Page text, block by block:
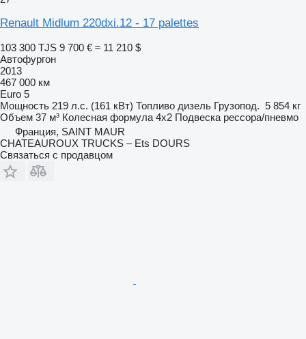
Renault Midlum 220dxi.12 - 17 palettes
103 300 TJS 9 700 € ≈ 11 210 $
Автофургон
2013
467 000 км
Euro 5
Мощность 219 л.с. (161 кВт) Топливо дизель Грузопод. 5 854 кг
Объем 37 м³ Колесная формула 4x2 Подвеска рессора/пневмо
Франция, SAINT MAUR
CHATEAUROUX TRUCKS – Ets DOURS
Связаться с продавцом